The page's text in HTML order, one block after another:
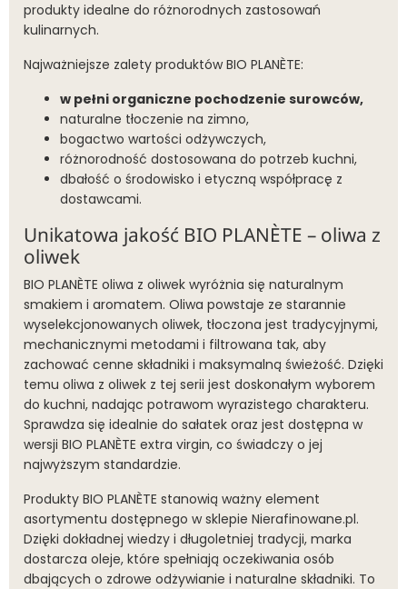
produkty idealne do różnorodnych zastosowań
kulinarnych.
Najważniejsze zalety produktów BIO PLANÈTE:
w pełni organiczne pochodzenie surowców,
naturalne tłoczenie na zimno,
bogactwo wartości odżywczych,
różnorodność dostosowana do potrzeb kuchni,
dbałość o środowisko i etyczną współpracę z
dostawcami.
Unikatowa jakość BIO PLANÈTE – oliwa z
oliwek
BIO PLANÈTE oliwa z oliwek wyróżnia się naturalnym
smakiem i aromatem. Oliwa powstaje ze starannie
wyselekcjonowanych oliwek, tłoczona jest tradycyjnymi,
mechanicznymi metodami i filtrowana tak, aby
zachować cenne składniki i maksymalną świeżość. Dzięki
temu oliwa z oliwek z tej serii jest doskonałym wyborem
do kuchni, nadając potrawom wyrazistego charakteru.
Sprawdza się idealnie do sałatek oraz jest dostępna w
wersji BIO PLANÈTE extra virgin, co świadczy o jej
najwyższym standardzie.
Produkty BIO PLANÈTE stanowią ważny element
asortymentu dostępnego w sklepie Nierafinowane.pl.
Dzięki dokładnej wiedzy i długoletniej tradycji, marka
dostarcza oleje, które spełniają oczekiwania osób
dbających o zdrowe odżywianie i naturalne składniki. To